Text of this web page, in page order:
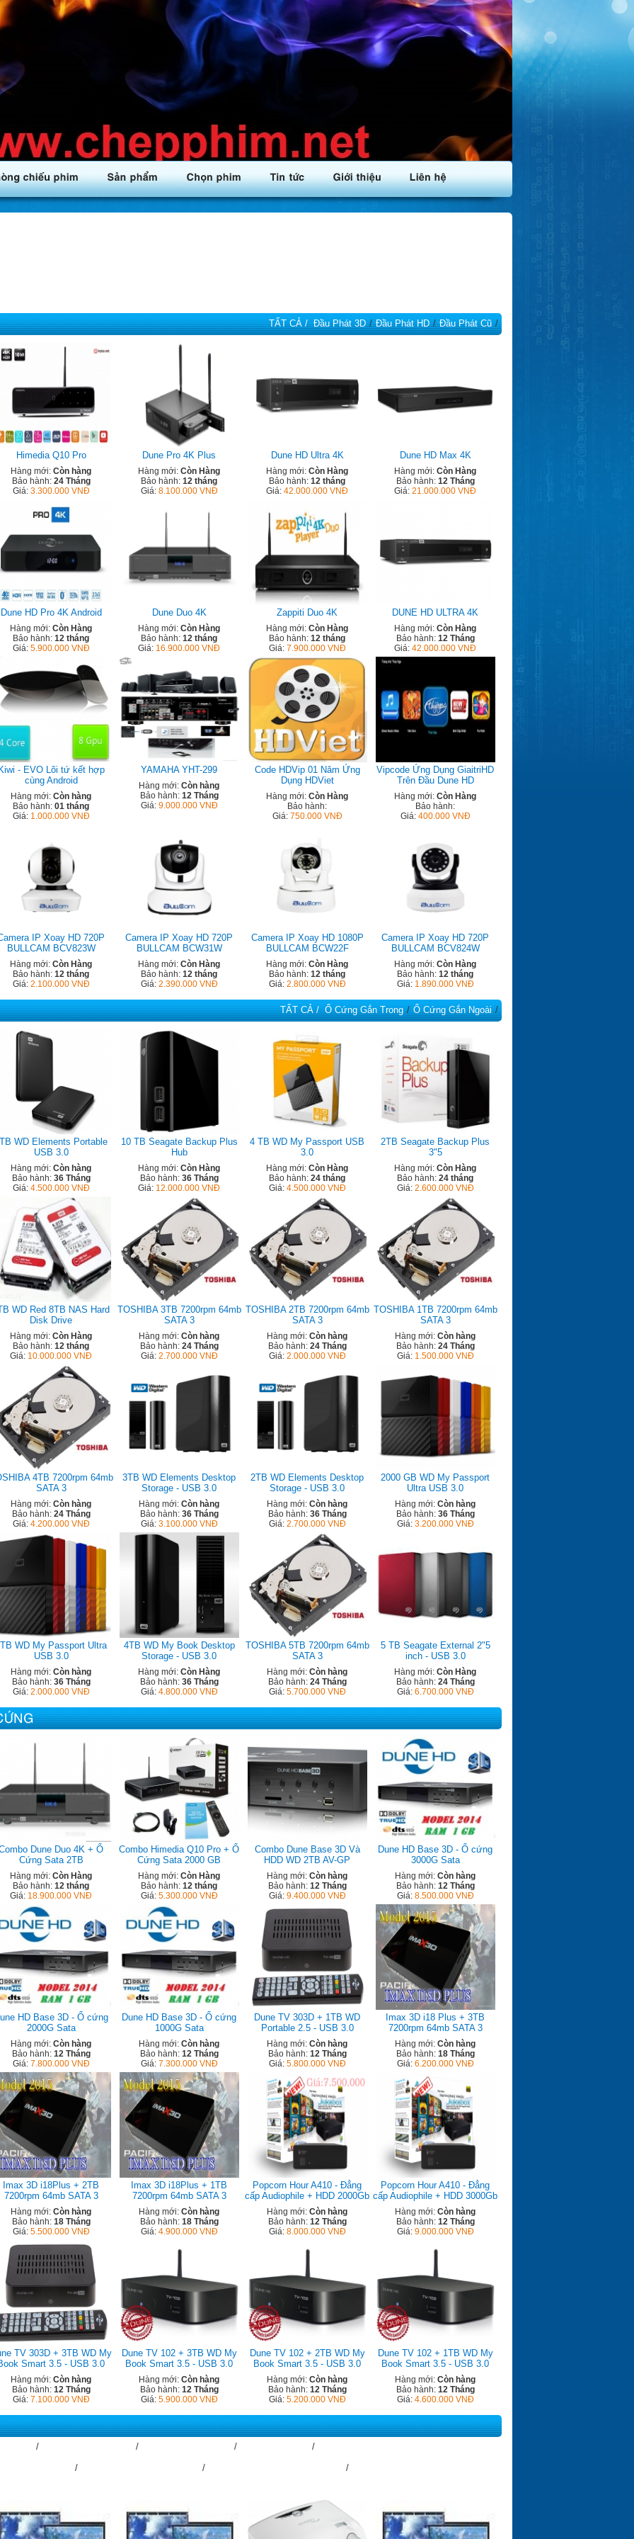
Đầu Phát 3D Đầu Phát HD Đầu Phát Cũ
TẤT CẢ /
Himedia Q10 Pro
Hàng mới: Còn hàng
Bảo hành: 24 Tháng
Giá: 3.300.000 VNĐ
Dune Pro 4K Plus
Hàng mới: Còn Hàng
Bảo hành: 12 tháng
Giá: 8.100.000 VNĐ
Dune HD Ultra 4K
Hàng mới: Còn Hàng
Bảo hành: 12 tháng
Giá: 42.000.000 VNĐ
Dune HD Max 4K
Hàng mới: Còn Hàng
Bảo hành: 12 Tháng
Giá: 21.000.000 VNĐ
Dune HD Pro 4K Android
Hàng mới: Còn Hàng
Bảo hành: 12 tháng
Giá: 5.900.000 VNĐ
Dune Duo 4K
Hàng mới: Còn Hàng
Bảo hành: 12 tháng
Giá: 16.900.000 VNĐ
Zappiti Duo 4K
Hàng mới: Còn Hàng
Bảo hành: 12 tháng
Giá: 7.900.000 VNĐ
DUNE HD ULTRA 4K
Hàng mới: Còn Hàng
Bảo hành: 12 Tháng
Giá: 42.000.000 VNĐ
- EVO Lõi tứ kết hợp
cùng Android
Hàng mới: Còn hàng
Bảo hành: 01 tháng
Giá: 1.000.000 VNĐ
YAMAHA YHT-299
Hàng mới: Còn hàng
Bảo hành: 12 Tháng
Giá: 9.000.000 VNĐ
Code HDVip 01 Năm Ứng
Dụng HDViet
Hàng mới: Còn Hàng
Bảo hành:
Giá: 750.000 VNĐ
Vipcode Ứng Dụng GiaitriHD
Trên Đầu Dune HD
Hàng mới: Còn Hàng
Bảo hành:
Giá: 400.000 VNĐ
IP Xoay HD 720P
BULLCAM BCV823W
Hàng mới: Còn Hàng
Bảo hành: 12 tháng
Giá: 2.100.000 VNĐ
Camera IP Xoay HD 720P
BULLCAM BCW31W
Hàng mới: Còn Hàng
Bảo hành: 12 tháng
Giá: 2.390.000 VNĐ
Camera IP Xoay HD 1080P
BULLCAM BCW22F
Hàng mới: Còn Hàng
Bảo hành: 12 tháng
Giá: 2.800.000 VNĐ
Camera IP Xoay HD 720P
BULLCAM BCV824W
Hàng mới: Còn Hàng
Bảo hành: 12 tháng
Giá: 1.890.000 VNĐ
Ổ Cứng Gắn Trong Ổ Cứng Gắn Ngoài
TẤT CẢ /
WD Elements Portable
USB 3.0
Hàng mới: Còn hàng
Bảo hành: 36 Tháng
Giá: 4.500.000 VNĐ
10 TB Seagate Backup Plus
Hub
Hàng mới: Còn Hàng
Bảo hành: 36 Tháng
Giá: 12.000.000 VNĐ
4 TB WD My Passport USB
3.0
Hàng mới: Còn Hàng
Bảo hành: 24 tháng
Giá: 4.500.000 VNĐ
2TB Seagate Backup Plus
3"5
Hàng mới: Còn Hàng
Bảo hành: 24 tháng
Giá: 2.600.000 VNĐ
WD Red 8TB NAS Hard
Disk Drive
Hàng mới: Còn Hàng
Bảo hành: 12 tháng
Giá: 10.000.000 VNĐ
TOSHIBA 3TB 7200rpm 64mb
SATA 3
Hàng mới: Còn hàng
Bảo hành: 24 Tháng
Giá: 2.700.000 VNĐ
TOSHIBA 2TB 7200rpm 64mb
SATA 3
Hàng mới: Còn hàng
Bảo hành: 24 Tháng
Giá: 2.000.000 VNĐ
TOSHIBA 1TB 7200rpm 64mb
SATA 3
Hàng mới: Còn hàng
Bảo hành: 24 Tháng
Giá: 1.500.000 VNĐ
4TB 7200rpm 64mb
SATA 3
Hàng mới: Còn hàng
Bảo hành: 24 Tháng
Giá: 4.200.000 VNĐ
3TB WD Elements Desktop
Storage - USB 3.0
Hàng mới: Còn hàng
Bảo hành: 36 Tháng
Giá: 3.100.000 VNĐ
2TB WD Elements Desktop
Storage - USB 3.0
Hàng mới: Còn hàng
Bảo hành: 36 Tháng
Giá: 2.700.000 VNĐ
2000 GB WD My Passport
Ultra USB 3.0
Hàng mới: Còn hàng
Bảo hành: 36 Tháng
Giá: 3.200.000 VNĐ
WD My Passport Ultra
USB 3.0
Hàng mới: Còn hàng
Bảo hành: 36 Tháng
Giá: 2.000.000 VNĐ
4TB WD My Book Desktop
Storage - USB 3.0
Hàng mới: Còn Hàng
Bảo hành: 36 Tháng
Giá: 4.800.000 VNĐ
TOSHIBA 5TB 7200rpm 64mb
SATA 3
Hàng mới: Còn hàng
Bảo hành: 24 Tháng
Giá: 5.700.000 VNĐ
5 TB Seagate External 2"5
inch - USB 3.0
Hàng mới: Còn Hàng
Bảo hành: 24 Tháng
Giá: 6.700.000 VNĐ
Dune Duo 4K + Ổ
Cứng Sata 2TB
Hàng mới: Còn Hàng
Bảo hành: 12 tháng
Giá: 18.900.000 VNĐ
Combo Himedia Q10 Pro + Ổ
Cứng Sata 2000 GB
Hàng mới: Còn Hàng
Bảo hành: 12 tháng
Giá: 5.300.000 VNĐ
Combo Dune Base 3D Và
HDD WD 2TB AV-GP
Hàng mới: Còn hàng
Bảo hành: 12 Tháng
Giá: 9.400.000 VNĐ
Dune HD Base 3D - Ổ cứng
3000G Sata
Hàng mới: Còn hàng
Bảo hành: 12 Tháng
Giá: 8.500.000 VNĐ
HD Base 3D - Ổ cứng
2000G Sata
Hàng mới: Còn hàng
Bảo hành: 12 Tháng
Giá: 7.800.000 VNĐ
Dune HD Base 3D - Ổ cứng
1000G Sata
Hàng mới: Còn hàng
Bảo hành: 12 Tháng
Giá: 7.300.000 VNĐ
Dune TV 303D + 1TB WD
Portable 2.5 - USB 3.0
Hàng mới: Còn hàng
Bảo hành: 12 Tháng
Giá: 5.800.000 VNĐ
Imax 3D i18 Plus + 3TB
7200rpm 64mb SATA 3
Hàng mới: Còn hàng
Bảo hành: 18 Tháng
Giá: 6.200.000 VNĐ
Imax 3D i18Plus + 2TB
7200rpm 64mb SATA 3
Hàng mới: Còn hàng
Bảo hành: 18 Tháng
Giá: 5.500.000 VNĐ
Imax 3D i18Plus + 1TB
7200rpm 64mb SATA 3
Hàng mới: Còn hàng
Bảo hành: 18 Tháng
Giá: 4.900.000 VNĐ
Popcorn Hour A410 - Đẳng
cấp Audiophile + HDD 2000Gb
Hàng mới: Còn hàng
Bảo hành: 12 Tháng
Giá: 8.000.000 VNĐ
Popcorn Hour A410 - Đẳng
cấp Audiophile + HDD 3000Gb
Hàng mới: Còn hàng
Bảo hành: 12 Tháng
Giá: 9.000.000 VNĐ
TV 303D + 3TB WD My
Smart 3.5 - USB 3.0
Hàng mới: Còn hàng
Bảo hành: 12 Tháng
Giá: 7.100.000 VNĐ
Dune TV 102 + 3TB WD My
Book Smart 3.5 - USB 3.0
Hàng mới: Còn hàng
Bảo hành: 12 Tháng
Giá: 5.900.000 VNĐ
Dune TV 102 + 2TB WD My
Book Smart 3.5 - USB 3.0
Hàng mới: Còn hàng
Bảo hành: 12 Tháng
Giá: 5.200.000 VNĐ
Dune TV 102 + 1TB WD My
Book Smart 3.5 - USB 3.0
Hàng mới: Còn hàng
Bảo hành: 12 Tháng
Giá: 4.600.000 VNĐ